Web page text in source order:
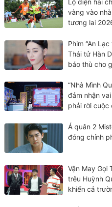
vàng vào
tương lai
Phim “An
Thái tử Hàn
báo thù cho
“Nhà Mình
đảm nhận
phải rời cuộc
Á quân 2
đóng chính
Vận May Gọi
trêu Huỳnh
khiến cả